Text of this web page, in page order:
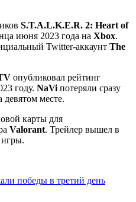
S.T.A.L.K.E.R. 2: Heart of
июня 2023 года на Xbox.
Twitter-аккаунт The
опубликовал рейтинг
году. NaVi потеряли сразу
девятом месте.
карты для
Valorant. Трейлер вышел в
победы в третий день